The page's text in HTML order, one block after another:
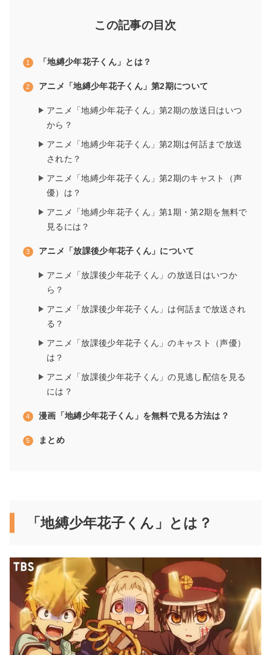
この記事の目次
「地縛少年花子くん」とは？
アニメ「地縛少年花子くん」第2期について
アニメ「地縛少年花子くん」第2期の放送日はいつ
から？
アニメ「地縛少年花子くん」第2期は何話まで放送
された？
アニメ「地縛少年花子くん」第2期のキャスト（声
優）は？
アニメ「地縛少年花子くん」第1期・第2期を無料で
見るには？
アニメ「放課後少年花子くん」について
アニメ「放課後少年花子くん」の放送日はいつか
ら？
アニメ「放課後少年花子くん」は何話まで放送され
る？
アニメ「放課後少年花子くん」のキャスト（声優）
は？
アニメ「放課後少年花子くん」の見逃し配信を見る
には？
漫画「地縛少年花子くん」を無料で見る方法は？
まとめ
「地縛少年花子くん」とは？